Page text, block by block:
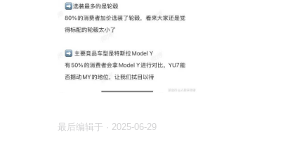
最后编辑于 · 2025-06-29